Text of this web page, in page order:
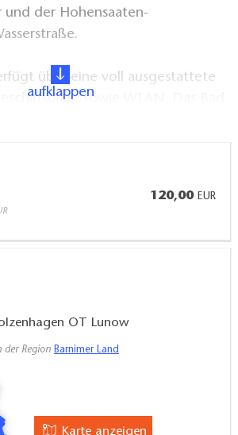
der Hohensaaten-
über eine voll ausgestattete
sowie WLAN. Das Bad
während Terrasse und
aufklappen
120,00 EUR
OT Lunow
der Region Barnimer Land
Karte anzeigen